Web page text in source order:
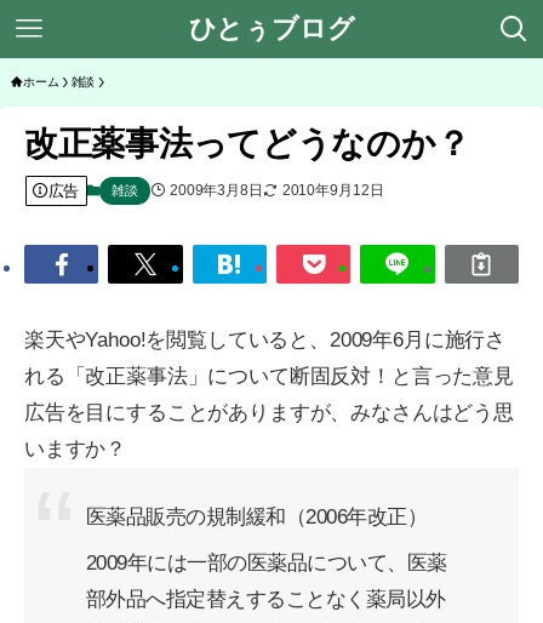
ひとぅブログ
ホーム 雑談
改正薬事法ってどうなのか？
広告 雑談 2009年3月8日 2010年9月12日
楽天やYahoo!を閲覧していると、2009年6月に施行さ
れる「改正薬事法」について断固反対！と言った意見
広告を目にすることがありますが、みなさんはどう思
いますか？
医薬品販売の規制緩和（2006年改正）
2009年には一部の医薬品について、医薬
部外品へ指定替えすることなく薬局以外